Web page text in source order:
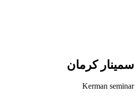
سمینار کرمان
Kerman seminar